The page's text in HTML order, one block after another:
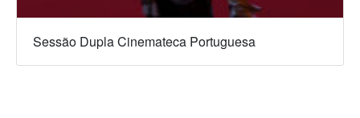
Sessão Dupla Cinemateca Portuguesa